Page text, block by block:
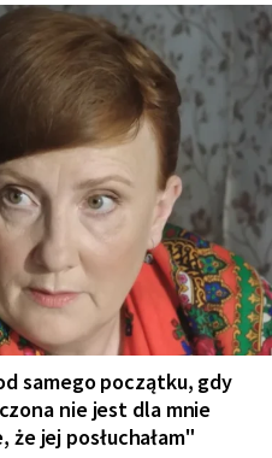
samego początku, gdy
nie jest dla mnie
jej posłuchałam"